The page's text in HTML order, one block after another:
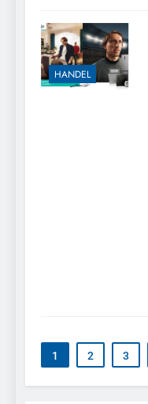
HANDEL
1 2 3